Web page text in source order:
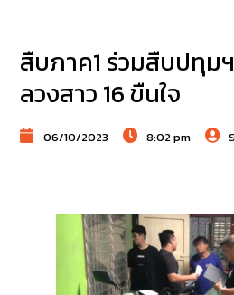
สืบภาค1 ร่วมสืบปทุม
ลวงสาว 16 ขืนใจ
06/10/2023 8:02 pm